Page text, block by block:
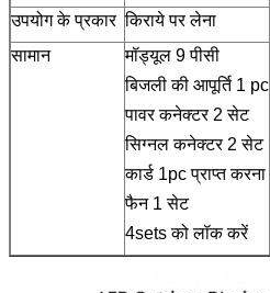
उपयोग के प्रकार किराये पर लेना
सामान
मॉड्यूल 9 पीसी
बिजली की आपूर्ति 1 pc
पावर कनेक्टर 2 सेट
सिग्नल कनेक्टर 2 सेट
कार्ड 1pc प्राप्त करना
फैन 1 सेट
4sets को लॉक करें